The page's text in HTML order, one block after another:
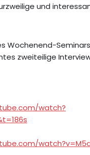
und
Wochenend-
zweiteilige
watch?